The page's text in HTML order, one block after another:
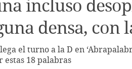
incluso
densa, con
el turno a la D en
estas 18 palabras